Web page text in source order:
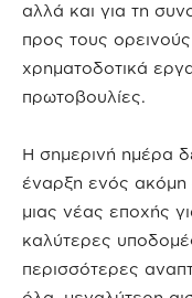
αλλά και για τη
προς τους
χρηματοδοτικά
πρωτοβουλίες.
Η σημερινή ημέρα
έναρξη ενός ακόμη
μιας νέας εποχής
καλύτερες
περισσότερες